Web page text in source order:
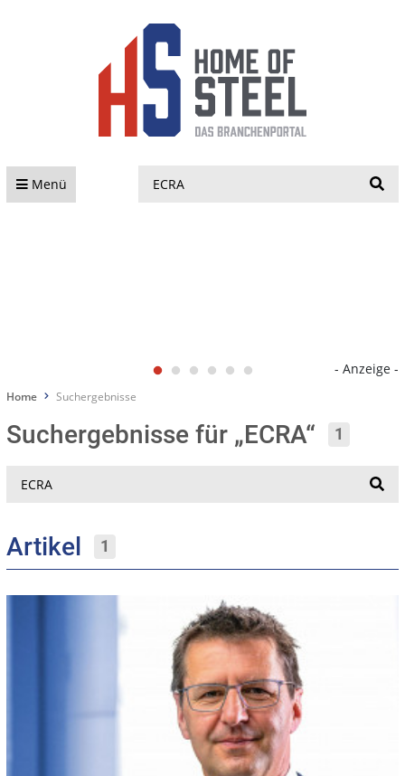
Menü
- Anzeige -
Home Suchergebnisse
Suchergebnisse für „ECRA“ 1
Artikel 1